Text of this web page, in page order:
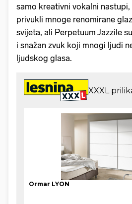
samo kreativni vokalni
privukli mnoge renomirane
svijeta, ali Perpetuum Jazzile
i snažan zvuk koji mnogi ljudi
ljudskog glasa.